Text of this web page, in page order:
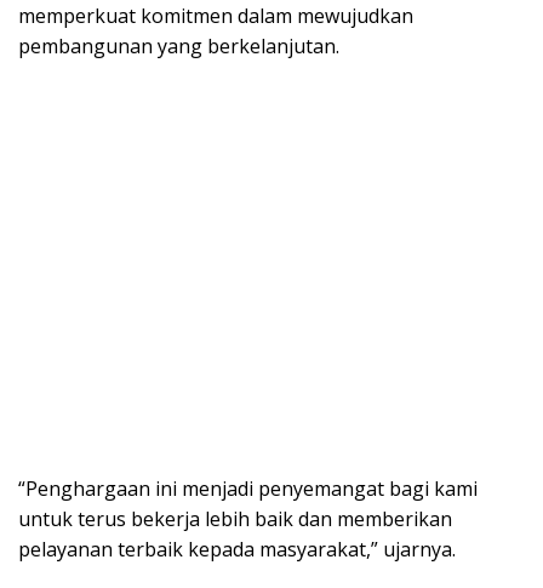
memperkuat komitmen dalam mewujudkan
pembangunan yang berkelanjutan.
“Penghargaan ini menjadi penyemangat bagi kami
untuk terus bekerja lebih baik dan memberikan
pelayanan terbaik kepada masyarakat,” ujarnya.